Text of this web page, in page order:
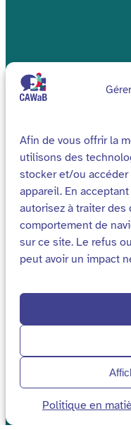
Afin de vous offrir la
utilisons des
stocker et/ou
appareil. En
autorisez à traiter
comportement de
sur ce site. Le refus
peut avoir un impact
Politique en